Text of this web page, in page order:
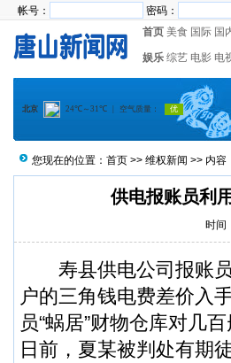
帐号： 密码：
首页 美食 国际 国
娱乐 综艺 电影 电
您现在的位置： 首页 >> 维权新闻 >> 内容
供电报账员利
时间
寿县供电公司报账员
户的三角钱电费差价入
员“蜗居”财物仓库对几
日前，夏某被判处有期